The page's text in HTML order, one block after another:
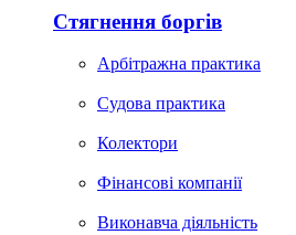
Стягнення боргiв
Арбітражна практика
Судова практика
Колектори
Фінансові компанії
Виконавча діяльність